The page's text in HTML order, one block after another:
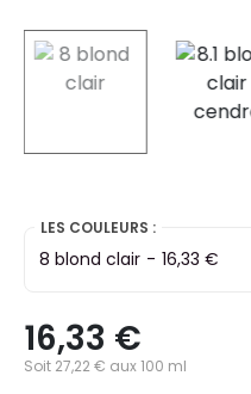
selected
LES COULEURS :
8 blond clair - 16,33 €
16,33 €
Soit 27,22 € aux 100 ml